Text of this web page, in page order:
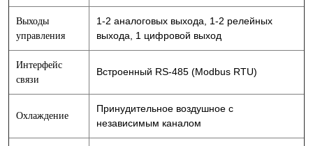
Выходы
управления
1-2 аналоговых выхода, 1-2 релейных
выхода, 1 цифровой выход
Интерфейс
связи
Встроенный RS-485 (Modbus RTU)
Охлаждение
Принудительное воздушное с
независимым каналом